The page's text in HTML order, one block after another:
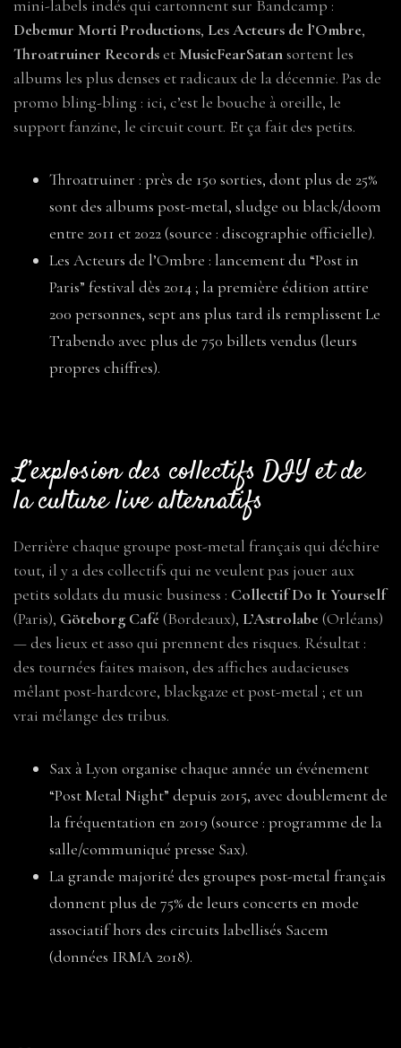
mini-labels indés qui cartonnent sur Bandcamp :
Debemur Morti Productions, Les Acteurs de l’Ombre,
Throatruiner RecordsetMusicFearSatansortent les
albums les plus denses et radicaux de la décennie. Pas de
promo bling-bling : ici, c’est le bouche à oreille, le
support fanzine, le circuit court. Et ça fait des petits.
Throatruiner : près de 150 sorties, dont plus de 25%
sont des albums post-metal, sludge ou black/doom
entre 2011 et 2022 (source : discographie officielle).
Les Acteurs de l’Ombre : lancement du “Post in
Paris” festival dès 2014 ; la première édition attire
200 personnes, sept ans plus tard ils remplissent Le
Trabendo avec plus de 750 billets vendus (leurs
propres chiffres).
L’explosion des collectifs DIY et de
la culture live alternatifs
Derrière chaque groupe post-metal français qui déchire
tout, il y a des collectifs qui ne veulent pas jouer aux
petits soldats du music business : Collectif Do It Yourself
(Paris), Göteborg Café(Bordeaux), L’Astrolabe(Orléans)
— des lieux et asso qui prennent des risques. Résultat :
des tournées faites maison, des affiches audacieuses
mêlant post-hardcore, blackgaze et post-metal ; et un
vrai mélange des tribus.
Sax à Lyon organise chaque année un événement
“Post Metal Night” depuis 2015, avec doublement de
la fréquentation en 2019 (source : programme de la
salle/communiqué presse Sax).
La grande majorité des groupes post-metal français
donnent plus de 75% de leurs concerts en mode
associatif hors des circuits labellisés Sacem
(données IRMA 2018).